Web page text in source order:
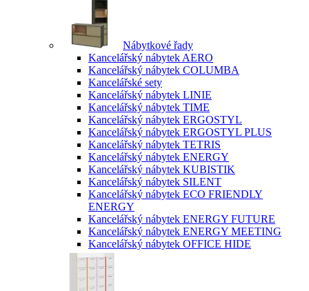
Nábytkové řady
Kancelářský nábytek AERO
Kancelářský nábytek COLUMBA
Kancelářské sety
Kancelářský nábytek LINIE
Kancelářský nábytek TIME
Kancelářský nábytek ERGOSTYL
Kancelářský nábytek ERGOSTYL PLUS
Kancelářský nábytek TETRIS
Kancelářský nábytek ENERGY
Kancelářský nábytek KUBISTIK
Kancelářský nábytek SILENT
Kancelářský nábytek ECO FRIENDLY
ENERGY
Kancelářský nábytek ENERGY FUTURE
Kancelářský nábytek ENERGY MEETING
Kancelářský nábytek OFFICE HIDE